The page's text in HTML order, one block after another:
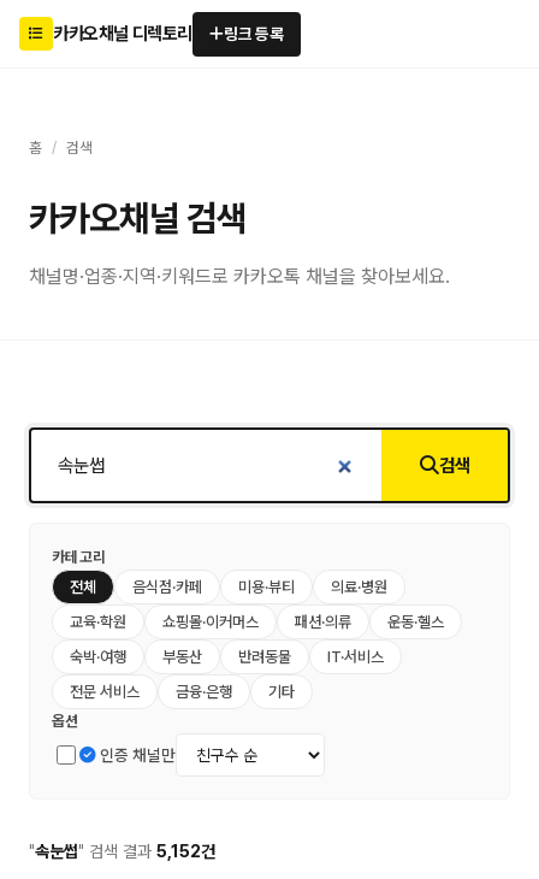
카카오채널 디렉토리 링크 등록
홈 / 검색
카카오채널 검색
채널명·업종·지역·키워드로 카카오톡 채널을 찾아보세요.
검색
카테고리
전체
음식점·카페 미용·뷰티
의료·병원
교육·학원
쇼핑몰·이커머스 패션·의류
운동·헬스
숙박·여행
부동산 반려동물
IT·서비스
전문 서비스
금융·은행
기타
옵션
인증 채널만
"속눈썹" 검색 결과 5,152건